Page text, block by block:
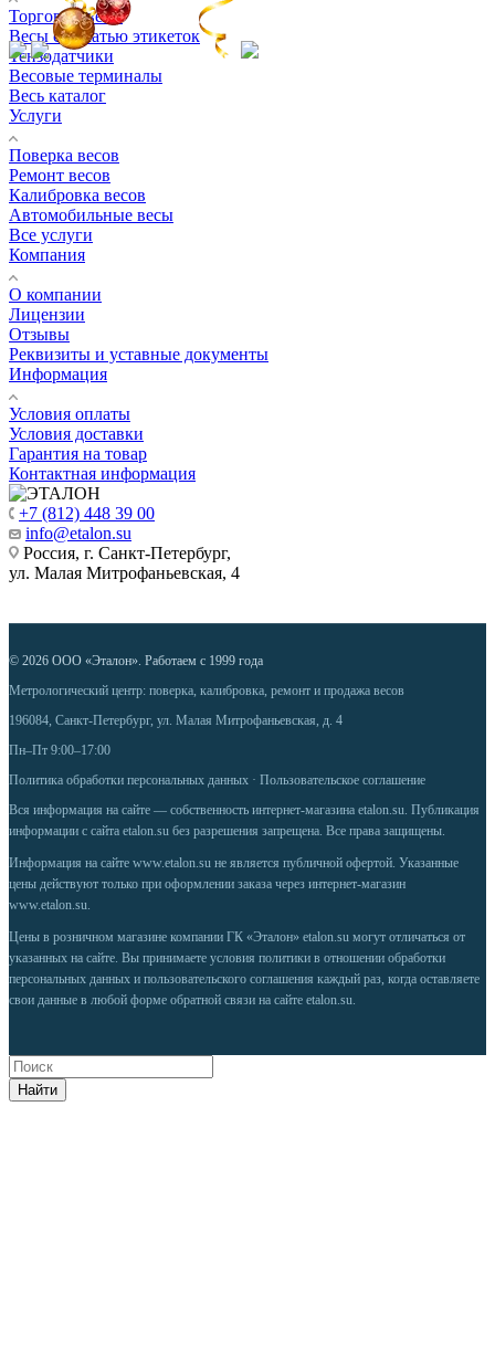
Торговые весы
Весы с печатью этикеток
Тензодатчики
Весовые терминалы
Весь каталог
Услуги
Поверка весов
Ремонт весов
Калибровка весов
Автомобильные весы
Все услуги
Компания
О компании
Лицензии
Отзывы
Реквизиты и уставные документы
Информация
Условия оплаты
Условия доставки
Гарантия на товар
Контактная информация
+7 (812) 448 39 00
info@etalon.su
Россия, г. Санкт-Петербург,
ул. Малая Митрофаньевская, 4
© 2026 ООО «Эталон». Работаем с 1999 года
Метрологический центр: поверка, калибровка, ремонт и продажа весов
196084, Санкт-Петербург, ул. Малая Митрофаньевская, д. 4
Пн–Пт 9:00–17:00
Политика обработки персональных данных · Пользовательское соглашение
Вся информация на сайте — собственность интернет-магазина etalon.su. Публикация
информации с сайта etalon.su без разрешения запрещена. Все права защищены.
Информация на сайте www.etalon.su не является публичной офертой. Указанные
цены действуют только при оформлении заказа через интернет-магазин
www.etalon.su
Цены в розничном магазине компании ГК «Эталон» etalon.su могут отличаться от
указанных на сайте. Вы принимаете условия политики в отношении обработки
персональных данных и пользовательского соглашения каждый раз, когда оставляете
свои данные в любой форме обратной связи на сайте etalon.su.
Найти